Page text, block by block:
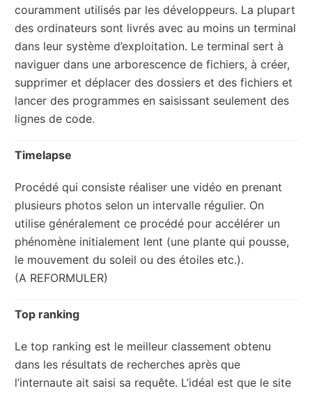
couramment utilisés par les développeurs. La plupart
des ordinateurs sont livrés avec au moins un terminal
dans leur système d’exploitation. Le terminal sert à
naviguer dans une arborescence de fichiers, à créer,
supprimer et déplacer des dossiers et des fichiers et
lancer des programmes en saisissant seulement des
lignes de code.
Timelapse
Procédé qui consiste réaliser une vidéo en prenant
plusieurs photos selon un intervalle régulier. On
utilise généralement ce procédé pour accélérer un
phénomène initialement lent (une plante qui pousse,
le mouvement du soleil ou des étoiles etc.).
(A REFORMULER)
Top ranking
Le top ranking est le meilleur classement obtenu
dans les résultats de recherches après que
l’internaute ait saisi sa requête. L’idéal est que le site